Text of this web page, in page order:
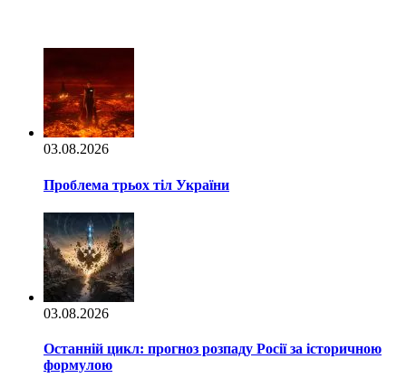
03.08.2026
Проблема трьох тіл України
03.08.2026
Останній цикл: прогноз розпаду Росії за історичною
формулою